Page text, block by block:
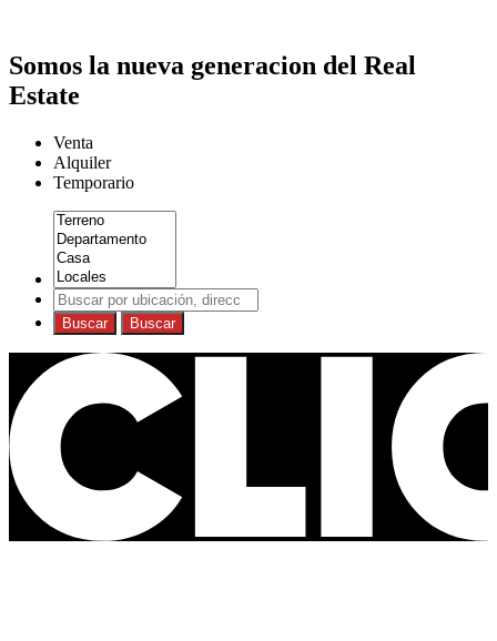
Somos la nueva generacion del Real
Estate
Venta
Alquiler
Temporario
Buscar Buscar